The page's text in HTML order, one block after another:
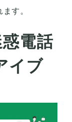
す。
電話
イブ